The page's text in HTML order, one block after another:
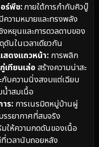
ร์พีซ:ภายใต้การกำกับคิวบู๊
วามหมายและทรงพลัง
งหยุนและการดวลดาบของ
ดันในเวลาเดียวกัน
สดงแถวหน้า: การพลิก
กู่เทียนเล่อ สร้างความน่าสะ
กับความนิ่งสงบแต่เฉียบ
น้ำสมเนื้อ
ร: การเนรมิตหมู่บ้านผู่
รยากาศที่สมจริง
ให้ความกดดันของเนื้อ
เวลานับถอยหลัง